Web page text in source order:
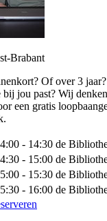
Brabant
Of over 3
bij jou past? Wij
een gratis
- 14:30 de
- 15:00 de
- 15:30 de
- 16:00 de